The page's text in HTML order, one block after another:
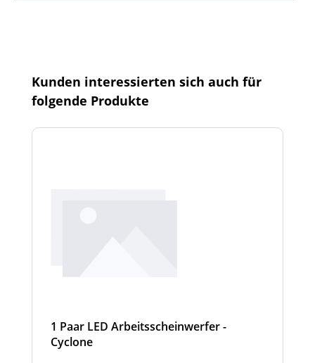
Produktgalerie überspringen
Kunden interessierten sich auch für
folgende Produkte
1 Paar LED Arbeitsscheinwerfer -
Cyclone